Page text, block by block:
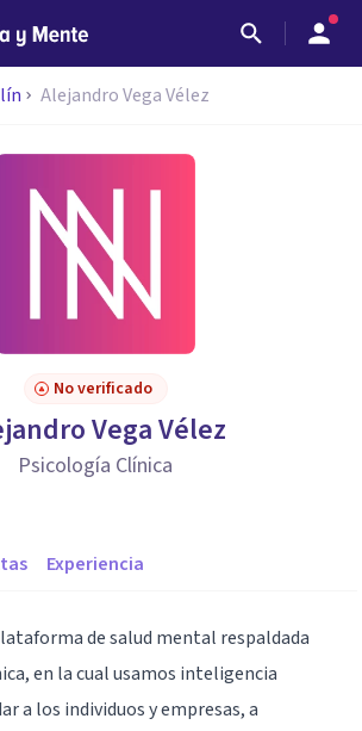
Alejandro Vega Vélez
No verificado
Vega Vélez
Psicología Clínica
Experiencia
de salud mental respaldada
en la cual usamos inteligencia
a los individuos y empresas, a